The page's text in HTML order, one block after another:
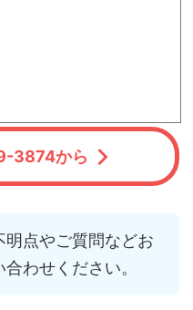
3874から
明点やご質問などお
わせください。